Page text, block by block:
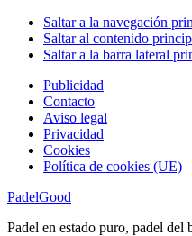
Saltar a la navegación
Saltar al contenido
Saltar a la barra lateral
Publicidad
Contacto
Aviso legal
Privacidad
Cookies
Política de cookies (UE)
PadelGood
Padel en estado puro, padel del